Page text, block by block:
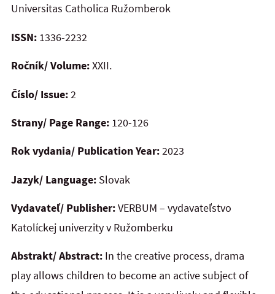
Universitas Catholica Ružomberok
ISSN: 1336-2232
Ročník/ Volume:XXII.
Číslo/ Issue:2
Strany/ Page Range: 120-126
Rok vydania/ Publication Year:2023
Jazyk/ Language: Slovak
Vydavateľ/ Publisher:VERBUM – vydavateľstvo
Katolíckej univerzity v Ružomberku
Abstrakt/ Abstract: In the creative process, drama
play allows children to become an active subject of